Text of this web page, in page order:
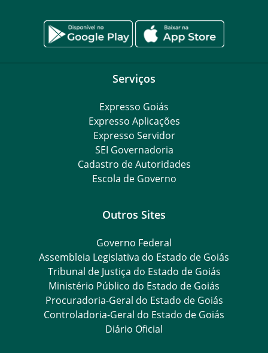
Serviços
Expresso Goiás
Expresso Aplicações
Expresso Servidor
SEI Governadoria
Cadastro de Autoridades
Escola de Governo
Outros Sites
Governo Federal
Assembleia Legislativa do Estado de Goiás
Tribunal de Justiça do Estado de Goiás
Ministério Público do Estado de Goiás
Procuradoria-Geral do Estado de Goiás
Controladoria-Geral do Estado de Goiás
Diário Oficial